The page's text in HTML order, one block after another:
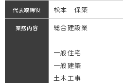
代表取締役 松本 保築
業務内容 総合建設業
一般住宅
一般建築
土木工事